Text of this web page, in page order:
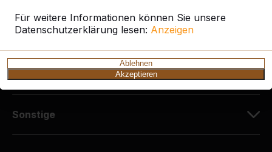
Für weitere Informationen können Sie unsere
Datenschutzerklärung lesen: Anzeigen
Ablehnen
Akzeptieren
Kundenservice
Sonstige